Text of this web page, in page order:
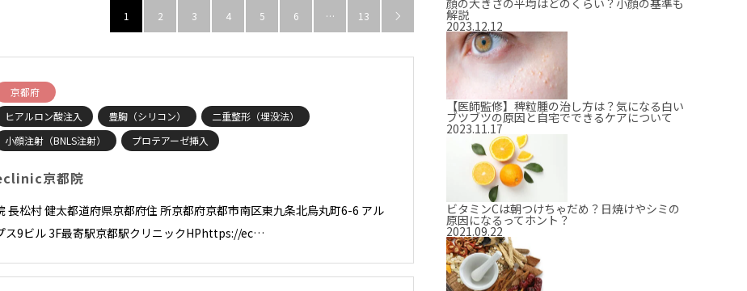
1 2 3 4 5 6 … 13 
京都府
ヒアルロン酸注入
豊胸（シリコン）
二重整形（埋没法）
小顔注射（BNLS注射）
プロテアーゼ挿入
京都院
長松村 健太都道府県京都府住 所京都府京都市南区東九条北烏丸町6-6 アル
ス9ビル 3F最寄駅京都駅クリニックHPhttps://ec…
顔の大きさの平均はどのくらい？小顔の基準も
解説
2023.12.12
【医師監修】稗粒腫の治し方は？気になる白い
ブツブツの原因と自宅でできるケアについて
2023.11.17
ビタミンCは朝つけちゃだめ？日焼けやシミの
原因になるってホント？
2021.09.22